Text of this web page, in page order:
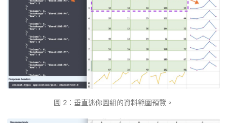
圖 2：垂直迷你圖組的資料範圍預覽。